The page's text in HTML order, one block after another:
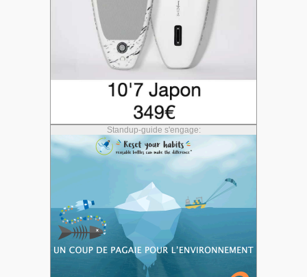
Standup-guide s'engage: